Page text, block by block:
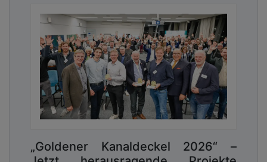
„Goldener Kanaldeckel 2026“ –